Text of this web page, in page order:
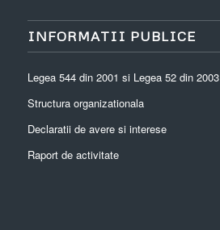
INFORMATII PUBLICE
Legea 544 din 2001 si Legea 52 din 2003
Structura organizationala
Declaratii de avere si interese
Raport de activitate